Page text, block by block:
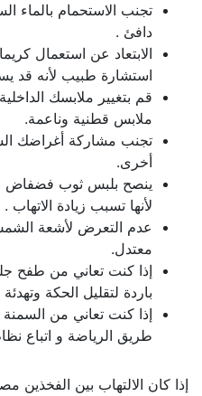
تجنب الاستحمام بالماء الساخن
الابتعاد عن استعمال كريمات
استشارة طبيب لأنه قد يسبب
قم بتغيير ملابسك الداخلية بعد
ملابس قطنية وناعمة.
تجنب مشاركة أغراضك الشخصية
ينصح بلبس ثوب فضفاض وابتعد
لأنها تسبب زيادة الاتهاب .
عدم التعرض لأشعة الشمس
إذا كنت تعاني من طفح جلدي
باردة لتقليل الحكة وتهدئة تهيج
إذا كنت تعاني من السمنة
طريق الرياضة و اتباع نظام
الالتهاب بين الفخذين مصحوبا